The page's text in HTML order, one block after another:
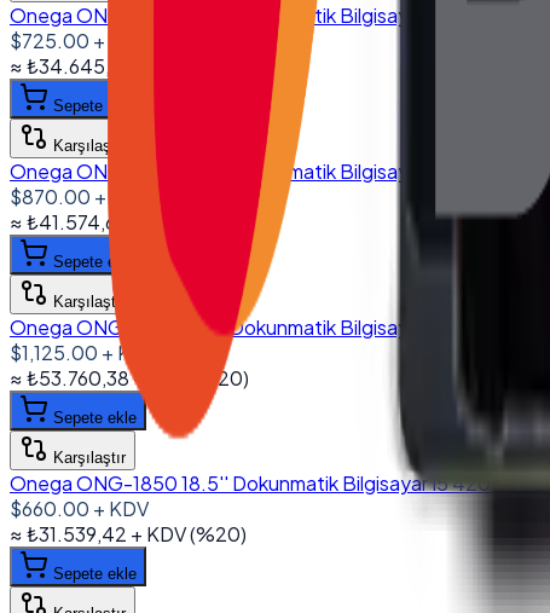
Onega ONG-1560 15.6'' Dokunmatik Bilgisayar I5 6200U
$725.00 + KDV
≈₺34.645,58
Sepete ekle
Karşılaştır
Onega ONG-1560 15.6'' Dokunmatik Bilgisayar I5 6200U 8GB
$870.00 + KDV
≈₺41.574,69 + KDV
Sepete ekle
Karşılaştır
Onega ONG-1560 15.6'' Dokunmatik Bilgisayar I5 8250U
$1,125.00 + KDV
≈₺53.760,38+ KDV 20)
Sepete ekle
Karşılaştır
Onega ONG-1850 18.5'' Dokunmatik Bilgisayar I5 4200U 8GB
$660.00 + KDV
≈₺31.539,42 + KDV(%20)
Sepete ekle